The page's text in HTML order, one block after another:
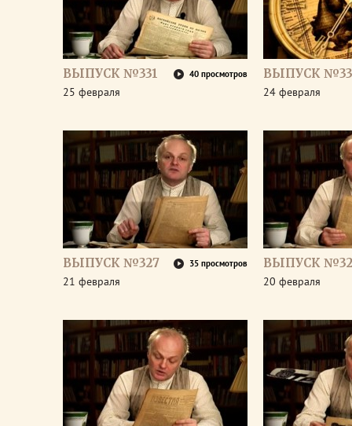
ВЫПУСК №331 40 просмотров
25 февраля
ВЫПУСК
24 февраля
ВЫПУСК №327 35 просмотров
21 февраля
ВЫПУСК
20 февраля